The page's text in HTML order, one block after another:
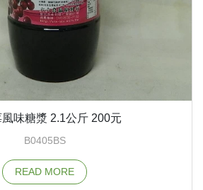
味糖漿 2.1公斤 200元
B0405BS
READ MORE